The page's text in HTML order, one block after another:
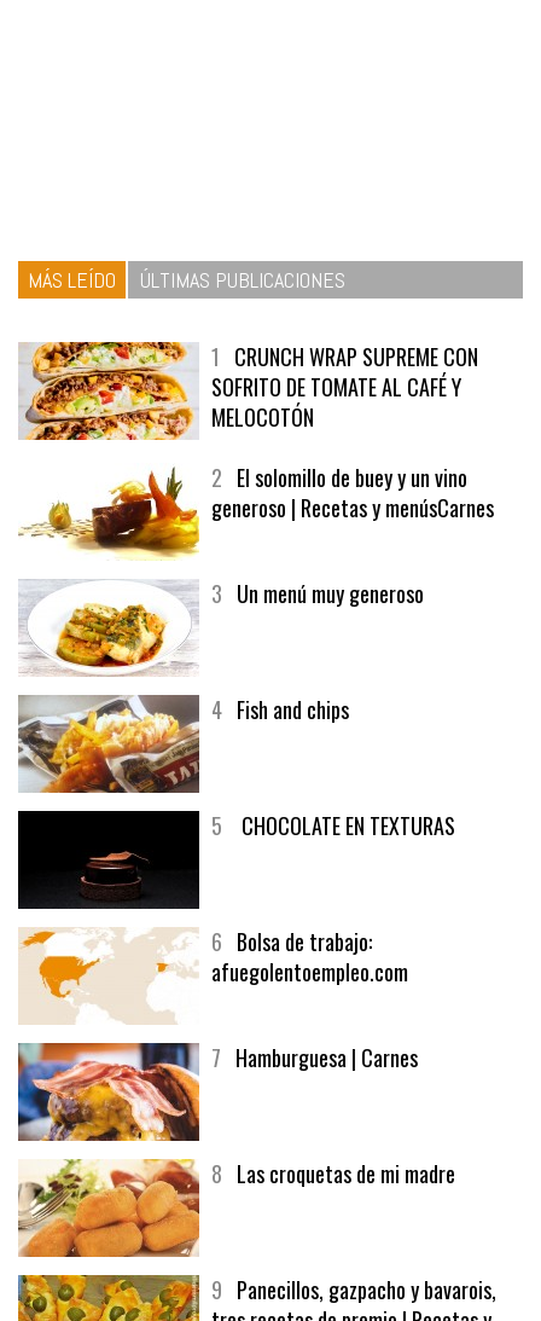
1CRUNCH WRAP SUPREME CON
SOFRITO DE TOMATE AL CAFÉ Y
MELOCOTÓN
2El solomillo de buey y un vino
6Bolsa de trabajo: